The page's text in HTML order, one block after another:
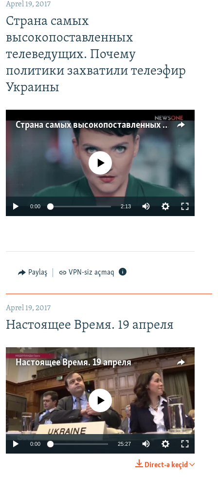
Aprel 19, 2017
Страна самых
высокопоставленных
телеведущих. Почему
политики захватили телеэфир
Украины
Страна самых высокопоставленных телеведущих. Почему политики захватили телеэфир Украины
No media source currently available
0:00 2:13
Paylaş VPN-siz açmaq
Aprel 19, 2017
Настоящее Время. 19 апреля
Настоящее Время. 19 апреля
No media source currently available
0:00 25:27
Direct-ə keçid